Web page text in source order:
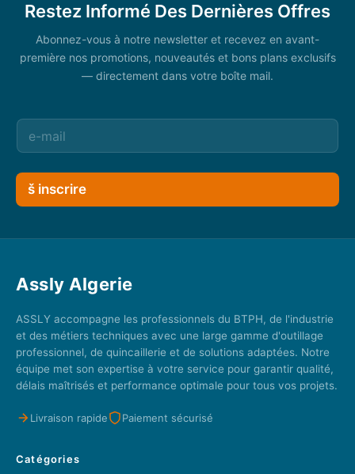
Restez Informé Des Dernières Offres
Abonnez-vous à notre newsletter et recevez en avant-
première nos promotions, nouveautés et bons plans exclusifs
— directement dans votre boîte mail.
š inscrire
Assly Algerie
ASSLY accompagne les professionnels du BTPH, de l'industrie
et des métiers techniques avec une large gamme d'outillage
professionnel, de quincaillerie et de solutions adaptées. Notre
équipe met son expertise à votre service pour garantir qualité,
délais maîtrisés et performance optimale pour tous vos projets.
Livraison rapide Paiement sécurisé
Catégories